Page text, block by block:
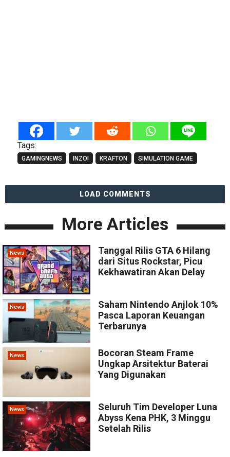
Tags:
GAMINGNEWS INZOI KRAFTON SIMULATION GAME
LOAD COMMENTS
More Articles
News
Tanggal Rilis GTA 6 Hilang
dari Situs Rockstar, Picu
Kekhawatiran Akan Delay
News
Saham Nintendo Anjlok 10%
Pasca Laporan Keuangan
Terbarunya
News
Bocoran Steam Frame
Ungkap Arsitektur Baterai
Yang Digunakan
News
Seluruh Tim Developer Luna
Abyss Kena PHK, 3 Minggu
Setelah Rilis